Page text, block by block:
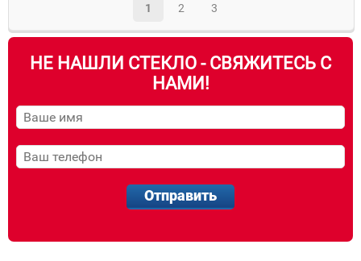
1 2 3
НЕ НАШЛИ СТЕКЛО - СВЯЖИТЕСЬ С
НАМИ!
Отправить